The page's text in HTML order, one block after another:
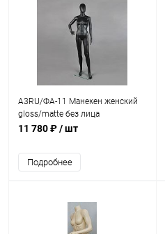
А3RU/ФА-11 Манекен женский
gloss/matte без лица
11 780 ₽/ шт
Подробнее